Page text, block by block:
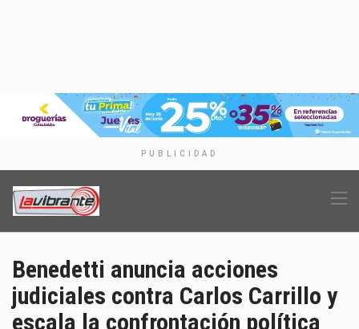
PUBLICIDAD
Benedetti anuncia acciones
judiciales contra Carlos Carrillo y
escala la confrontación política